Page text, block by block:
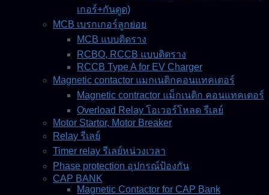
เกอร์+กันดูด)
MCB เบรกเกอร์ลูกย่อย
MCB แบบติดราง
RCBO, RCCB แบบติดราง
RCCB Type A for EV Charger
Magnetic contactor แมกเนติกคอนแทคเตอร์
Magnetic contractor แม็กเนติก คอนแทคเตอร์
Overload Relay โอเวอร์โหลด รีเลย์
Motor Startor, Motor Breaker
Relay รีเลย์
Timer relay รีเลย์หน่วงเวลา
Phase protection อุปกรณ์ป้องกัน
CAP BANK
Magnetic Contactor for CAP Bank